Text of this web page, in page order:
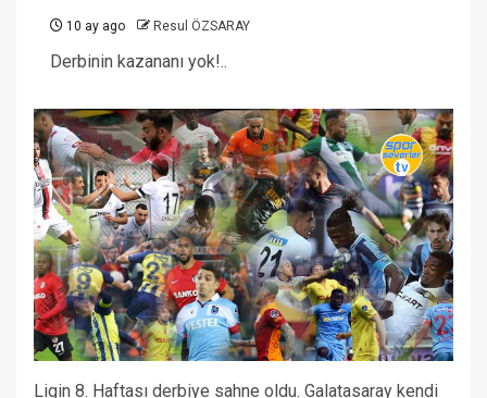
10 ay ago Resul ÖZSARAY
Derbinin kazananı yok!..
Ligin 8. Haftası derbiye sahne oldu. Galatasaray kendi